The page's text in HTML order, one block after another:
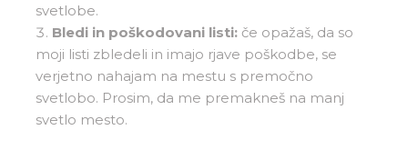
svetlobe.
Bledi in poškodovani listi: če opažaš, da so
moji listi zbledeli in imajo rjave poškodbe, se
verjetno nahajam na mestu s premočno
svetlobo. Prosim, da me premakneš na manj
svetlo mesto.